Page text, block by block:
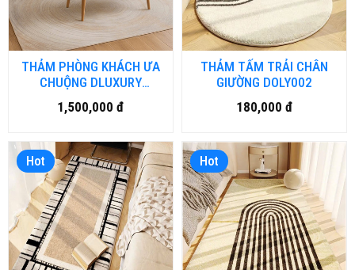
THẢM PHÒNG KHÁCH ƯA
CHUỘNG DLUXURY
GALAXY
1,500,000 đ
THẢM TẤM TRẢI CHÂN
GIƯỜNG DOLY002
180,000 đ
Hot Hot